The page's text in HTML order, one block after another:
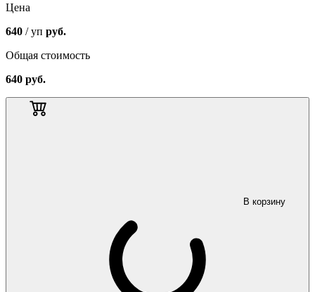
Цена
640 / уп руб.
Общая стоимость
640 руб.
В корзину